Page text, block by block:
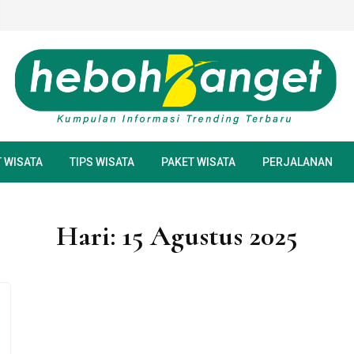
WISATA‎ TIPS WISATA PAKET WISATA PERJALANAN
Hari: 15 Agustus 2025